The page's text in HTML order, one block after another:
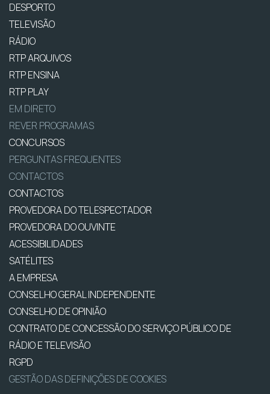
DESPORTO
TELEVISÃO
RÁDIO
RTP ARQUIVOS
RTP ENSINA
RTP PLAY
EM DIRETO
REVER PROGRAMAS
CONCURSOS
PERGUNTAS FREQUENTES
CONTACTOS
CONTACTOS
PROVEDORA DO TELESPECTADOR
PROVEDORA DO OUVINTE
ACESSIBILIDADES
SATÉLITES
A EMPRESA
CONSELHO GERAL INDEPENDENTE
CONSELHO DE OPINIÃO
CONTRATO DE CONCESSÃO DO SERVIÇO PÚBLICO DE
RÁDIO E TELEVISÃO
RGPD
GESTÃO DAS DEFINIÇÕES DE COOKIES